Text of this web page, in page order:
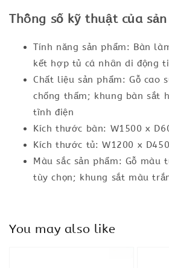
Thông số kỹ thuật của
Tính năng sản phẩm: Bàn
kết hợp tủ cá nhân di động
Chất liệu sản phẩm: Gỗ cao
chống thấm; khung bàn sắt
tĩnh điện
Kích thước bàn: W1500 x
Kích thước tủ: W1200 x
Màu sắc sản phẩm: Gỗ màu
tùy chọn; khung sắt màu
You may also like